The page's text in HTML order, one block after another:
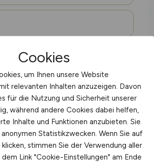
Cookies
um Ihnen unsere Website
relevanten Inhalten anzuzeigen. Davon
für die Nutzung und Sicherheit unserer
während andere Cookies dabei helfen,
Inhalte und Funktionen anzubieten. Sie
Statistikzwecken. Wenn Sie auf
stimmen Sie der Verwendung aller
Link "Cookie-Einstellungen" am Ende